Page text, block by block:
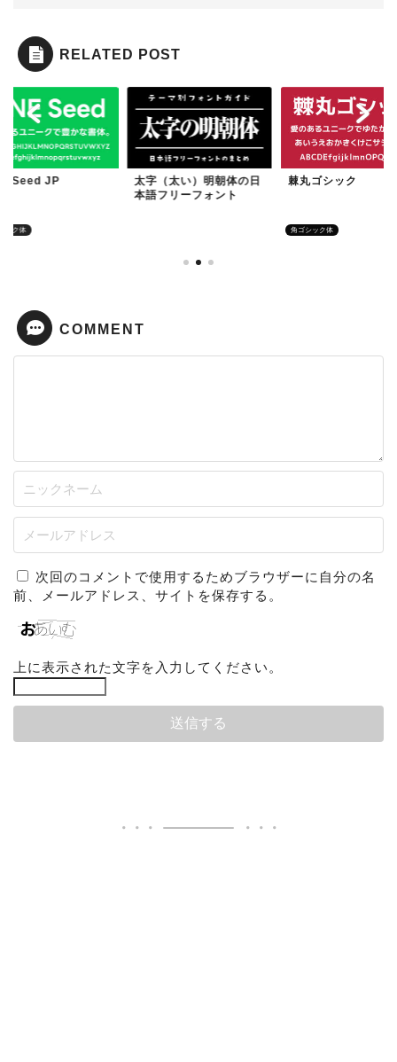
RELATED POST
向いているフォント
（太い）明朝体の日
棘丸ゴシック
角ゴシック体
LINE Seed JP
COMMENT
次回のコメントで使用するためブラウザーに自分の名
前、メールアドレス、サイトを保存する。
上に表示された文字を入力してください。